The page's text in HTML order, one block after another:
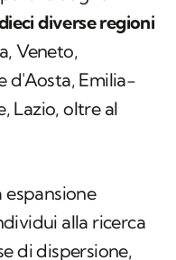
diverse regioni
Veneto,
d'Aosta, Emilia-
Lazio, oltre al
alla ricerca
di dispersione,